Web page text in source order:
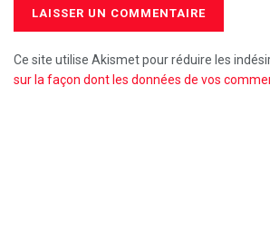
Ce site utilise Akismet pour réduire les
sur la façon dont les données de vos